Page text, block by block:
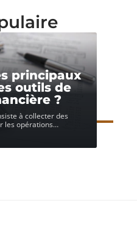
principaux
outils de
?
à collecter des
les opérations…